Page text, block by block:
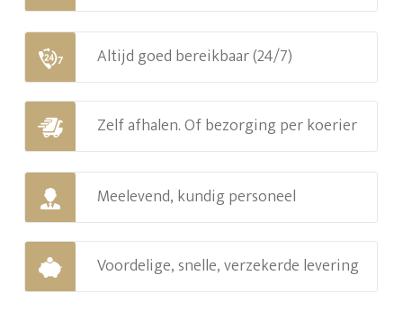
Altijd goed bereikbaar (24/7)
Zelf afhalen. Of bezorging per koerier
Meelevend, kundig personeel
Voordelige, snelle, verzekerde levering